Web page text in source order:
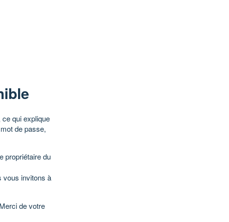
ce qui explique
de passe,
propriétaire du
vous invitons à
de votre